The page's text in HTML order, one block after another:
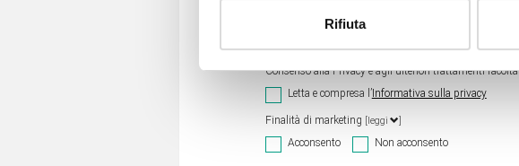
Rifiuta
Informativa sulla Privacy
Consenso alla Privacy e agli ulteriori trattamenti
Letta e compresa l’Informativa sulla privacy
Finalità di marketing [leggi
Acconsento Non acconsento